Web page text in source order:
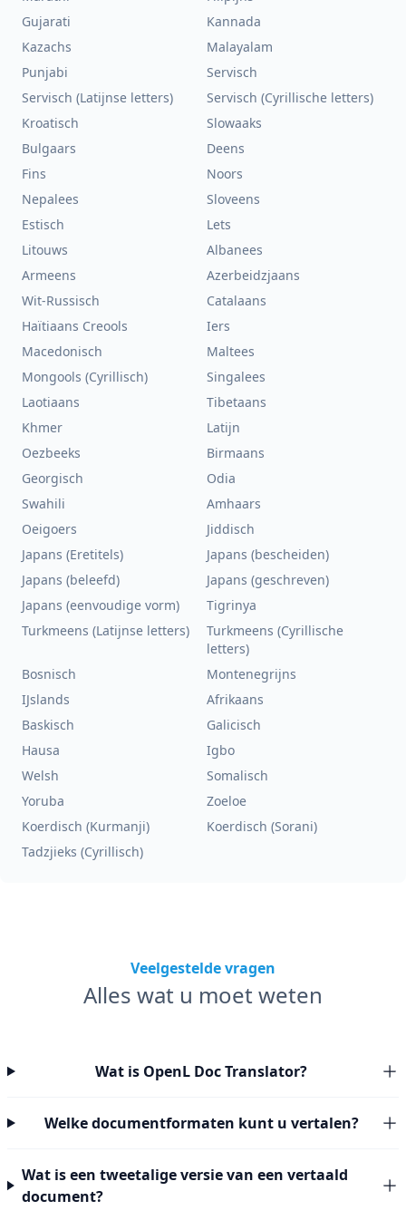
Gujarati
Kannada
Kazachs
Malayalam
Punjabi
Servisch
Servisch (Latijnse letters)
Servisch (Cyrillische letters)
Kroatisch
Slowaaks
Bulgaars
Deens
Fins
Noors
Nepalees
Sloveens
Estisch
Lets
Litouws
Albanees
Armeens
Azerbeidzjaans
Wit-Russisch
Catalaans
Haïtiaans Creools
Iers
Macedonisch
Maltees
Mongools (Cyrillisch)
Singalees
Laotiaans
Tibetaans
Khmer
Latijn
Oezbeeks
Birmaans
Georgisch
Odia
Swahili
Amhaars
Oeigoers
Jiddisch
Japans (Eretitels)
Japans (bescheiden)
Japans (beleefd)
Japans (geschreven)
Japans (eenvoudige vorm)
Tigrinya
Turkmeens (Latijnse letters)
Turkmeens (Cyrillische
letters)
Bosnisch
Montenegrijns
IJslands
Afrikaans
Baskisch
Galicisch
Hausa
Igbo
Welsh
Somalisch
Yoruba
Zoeloe
Koerdisch (Kurmanji)
Koerdisch (Sorani)
Tadzjieks (Cyrillisch)
Veelgestelde vragen
Alles wat u moet weten
Wat is OpenL Doc Translator?
Welke documentformaten kunt u vertalen?
Wat is een tweetalige versie van een vertaald
document?